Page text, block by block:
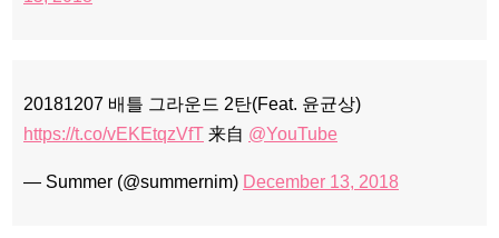
20181207 배틀 그라운드 2탄(Feat. 윤균상)
https://t.co/vEKEtqzVfT 来自 @YouTube
— Summer (@summernim) December 13, 2018